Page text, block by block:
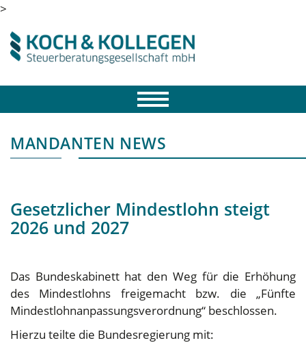
>
MANDANTEN NEWS
Gesetzlicher Mindestlohn steigt
2026 und 2027
Das Bundeskabinett hat den Weg für die Erhöhung
des Mindestlohns freigemacht bzw. die „Fünfte
Mindestlohnanpassungsverordnung“ beschlossen.
Hierzu teilte die Bundesregierung mit: